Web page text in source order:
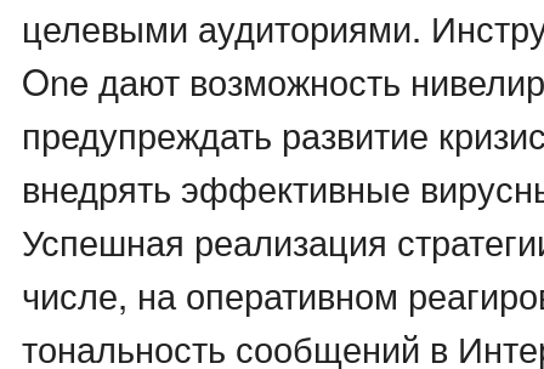
целевыми аудиториями.
One дают возможность
предупреждать развитие
внедрять эффективные
Успешная реализация
числе, на оперативном
тональность сообщений в